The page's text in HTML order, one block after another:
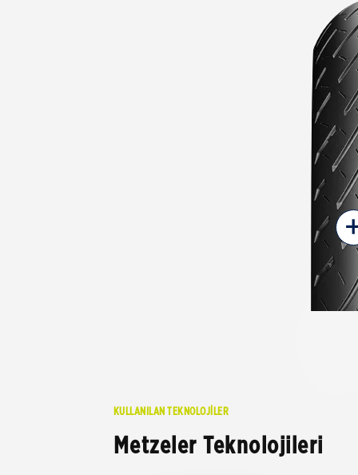
KULLANILAN TEKNOLOJİLER
Metzeler Teknolojileri